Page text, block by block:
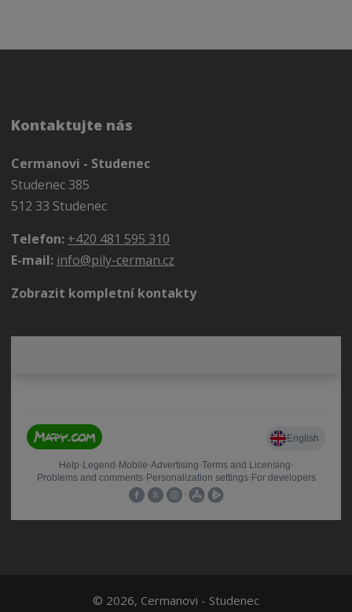
Kontaktujte nás
Cermanovi - Studenec
Studenec 385
512 33 Studenec
Telefon: +420 481 595 310
E-mail: info@pily-cerman.cz
Zobrazit kompletní kontakty
© 2026, Cermanovi - Studenec